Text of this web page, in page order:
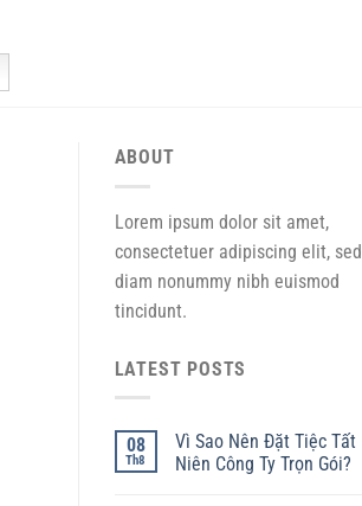
ABOUT
Lorem ipsum dolor sit amet,
consectetuer adipiscing elit, sed
diam nonummy nibh euismod
tincidunt.
LATEST POSTS
08
Th8
Vì Sao Nên Đặt Tiệc Tất
Niên Công Ty Trọn Gói?